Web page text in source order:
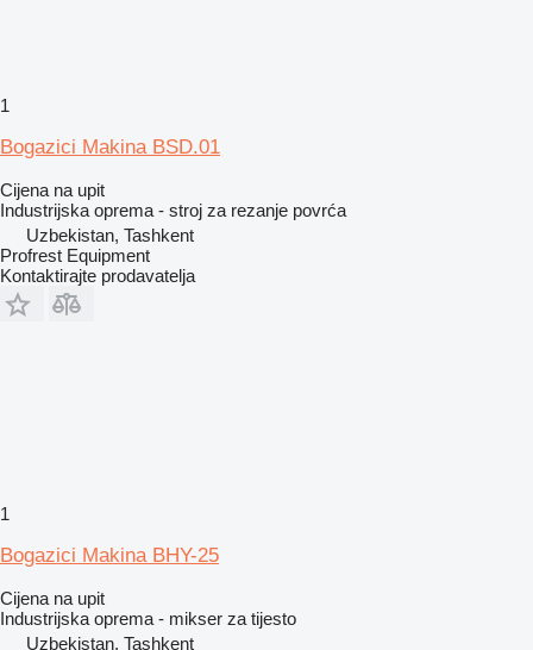
1
Bogazici Makina BSD.01
Cijena na upit
Industrijska oprema - stroj za rezanje povrća
Uzbekistan, Tashkent
Profrest Equipment
Kontaktirajte prodavatelja
1
Bogazici Makina BHY-25
Cijena na upit
Industrijska oprema - mikser za tijesto
Uzbekistan, Tashkent